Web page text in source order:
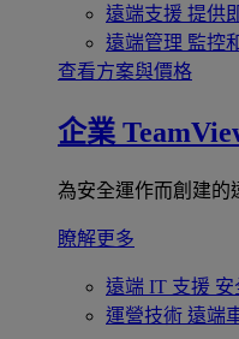
遠端支援 提供
遠端管理 監控
查看方案與價格
企業
為安全運作而創建的
瞭解更多
遠端 IT 支援 安
運營技術 遠端